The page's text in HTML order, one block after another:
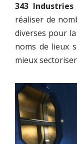
343 Industries
réaliser de
diverses pour
noms de lieux
mieux